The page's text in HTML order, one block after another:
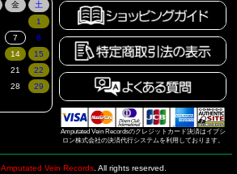
Amputated Vein Recordsのクレジットカード決済はイプシ
ロン株式会社の決済代行システムを利用しております。
Amputated Vein Records All rights reserved.